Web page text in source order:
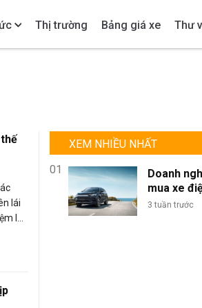
Thị trường Bảng giá xe Thư
lái
là
XEM NHIỀU NHẤT
01
Doanh
mua xe
lượng lớn:
3 tuần trước